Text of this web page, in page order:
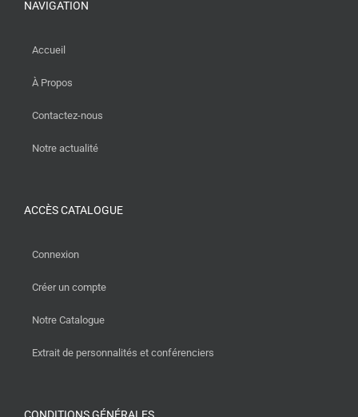
NAVIGATION
Accueil
À Propos
Contactez-nous
Notre actualité
ACCÈS CATALOGUE
Connexion
Créer un compte
Notre Catalogue
Extrait de personnalités et conférenciers